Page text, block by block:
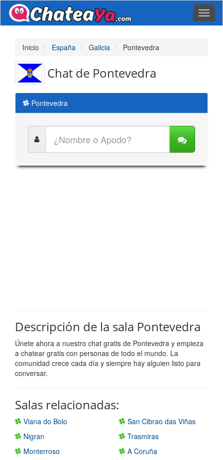
Inicio España Galicia Pontevedra
Chat de Pontevedra
Pontevedra
Descripción de la sala Pontevedra
Únete ahora a nuestro chat gratis de Pontevedra y empieza
a chatear gratis con personas de todo el mundo. La
comunidad crece cada día y siempre hay alguien listo para
conversar.
Salas relacionadas:
Viana do Bolo
San Cibrao das Viñas
Nigran
Trasmiras
Monterroso
A Coruña